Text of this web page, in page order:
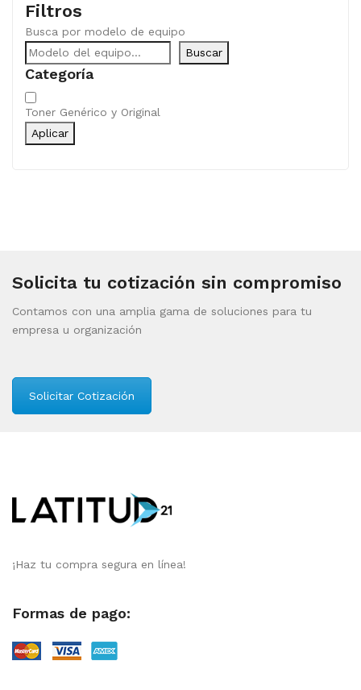
Filtros
Busca por modelo de equipo
Buscar
Categoría
Categoría
Toner Genérico y Original
Aplicar
Solicita tu cotización sin compromiso
Contamos con una amplia gama de soluciones para tu
empresa u organización
Solicitar Cotización
¡Haz tu compra segura en línea!
Formas de pago: